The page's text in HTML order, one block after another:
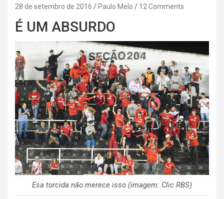
28 de setembro de 2016 Paulo Melo 12 Comments
É UM ABSURDO
Esa torcida não merece isso (imagem: Clic RBS)